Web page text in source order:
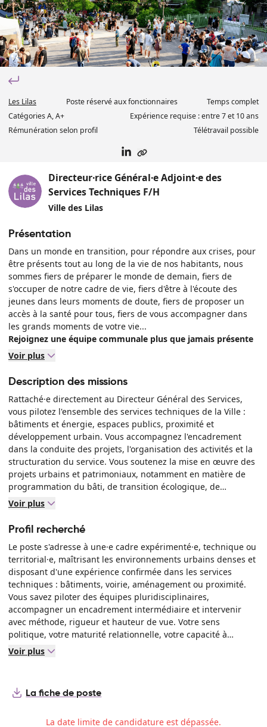
Les Lilas Poste réservé aux fonctionnaires
Temps complet
CatégoriesA, A+ Expérience requise :entre 7 et 10 ans
Rémunération selon profil
Télétravail possible
Directeur·rice Général·e Adjoint·e des
Services Techniques F/H
Ville des Lilas
Présentation
Dans un monde en transition, pour répondre aux crises, pour
être présents tout au long de la vie de nos habitants, nous
sommes fiers de préparer le monde de demain, fiers de
s'occuper de notre cadre de vie, fiers d'être à l'écoute des
jeunes dans leurs moments de doute, fiers de proposer un
accès à la santé pour tous, fiers de vous accompagner dans
les grands moments de votre vie...
Rejoignez une équipe communale plus que jamais présente
et mobilisée pour répondre aux besoins des usagers !
Voir plus
Description des missions
Rattaché·e directement au Directeur Général des Services,
vous pilotez l'ensemble des services techniques de la Ville :
bâtiments et énergie, espaces publics, proximité et
développement urbain. Vous accompagnez l'encadrement
dans la conduite des projets, l'organisation des activités et la
structuration du service. Vous soutenez la mise en œuvre des
projets urbains et patrimoniaux, notamment en matière de
programmation du bâti, de transition écologique, de
mobilités douces, de végétalisation, ainsi que des projets
structurants tels que le secteur Aubrac ou le projet du Fort.
Vous veillez à la qualité du patrimoine public, à la continuité
du service, à la sobriété énergétique ainsi qu'au confort et à
la sécurité des usagers. Vous renforcez également la
dynamique « propreté et cadre de vie », en consolidant les
coordinations opérationnelles et les circuits d'information.
Enfin, vous sécurisez le suivi administratif et budgétaire —
marchés publics, subventions, tableaux de bord — et
fournissez aux élu·es et à la Direction Générale une expertise
technique claire, fiable et opérationnelle.
Voir plus
Profil recherché
Le poste s'adresse à une·e cadre expérimenté·e, technique ou
territorial·e, maîtrisant les environnements urbains denses et
disposant d'une expérience confirmée dans les services
techniques : bâtiments, voirie, aménagement ou proximité.
Vous savez piloter des équipes pluridisciplinaires,
accompagner un encadrement intermédiaire et intervenir
avec méthode, rigueur et hauteur de vue. Votre sens
politique, votre maturité relationnelle, votre capacité à
dialoguer avec les élu·es et votre goût du terrain constituent
des atouts essentiels. Votre vision d'ensemble, votre
exigence.
Voir plus
La fiche de poste
La date limite de candidature est dépassée.